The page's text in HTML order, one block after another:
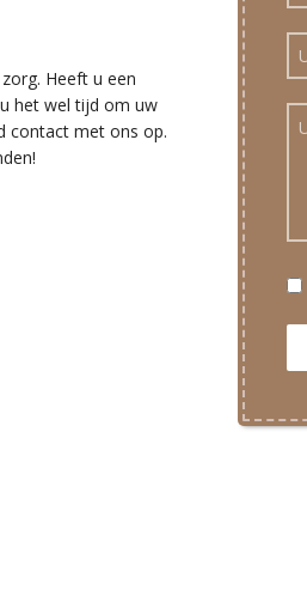
Heeft u een
het wel tijd om uw
contact met ons op.